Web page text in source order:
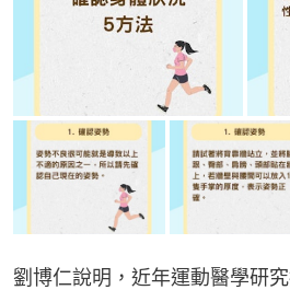
劉博仁說明，近年運動醫學研